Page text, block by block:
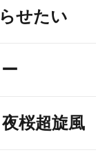
せたい
桜超旋風